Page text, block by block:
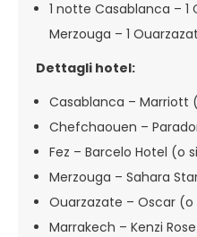
1 notte Casablanca – 1
Merzouga – 1
Dettagli hotel:
Casablanca – Marriott
Chefchaouen –
Fez – Barcelo Hotel (o
Merzouga – Sahara
Ouarzazate – Oscar (o
Marrakech – Kenzi